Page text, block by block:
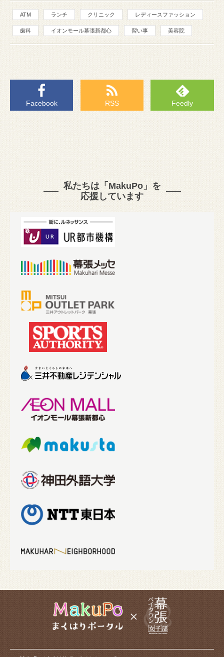
ATM ランチ クリニック レディースファッション
歯科 イオンモール幕張新都心 習い事 美容院
Facebook RSS Feedly
私たちは「MakuPo」を
応援しています